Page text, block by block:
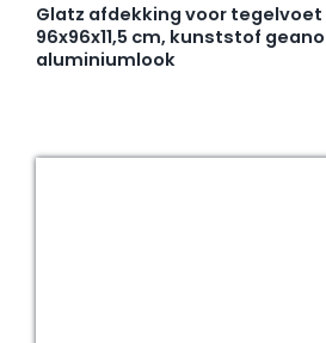
Glatz afdekking voor tegelvoet
96x96x11,5 cm, kunststof
aluminiumlook